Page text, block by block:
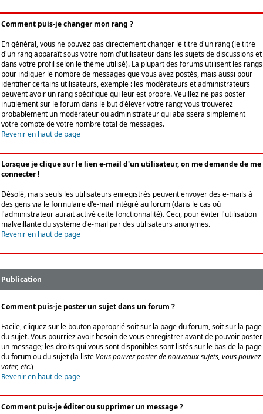
Comment puis-je changer mon rang ?
En général, vous ne pouvez pas directement changer le titre d'un rang (le titre
d'un rang apparaît sous votre nom d'utilisateur dans les sujets de discussions et
dans votre profil selon le thème utilisé). La plupart des forums utilisent les rangs
pour indiquer le nombre de messages que vous avez postés, mais aussi pour
identifier certains utilisateurs, exemple : les modérateurs et administrateurs
peuvent avoir un rang spécifique qui leur est propre. Veuillez ne pas poster
inutilement sur le forum dans le but d'élever votre rang; vous trouverez
probablement un modérateur ou administrateur qui abaissera simplement
votre compte de votre nombre total de messages.
Revenir en haut de page
Lorsque je clique sur le lien e-mail d'un utilisateur, on me demande de me
connecter !
Désolé, mais seuls les utilisateurs enregistrés peuvent envoyer des e-mails à
des gens via le formulaire d'e-mail intégré au forum (dans le cas où
l'administrateur aurait activé cette fonctionnalité). Ceci, pour éviter l'utilisation
malveillante du système d'e-mail par des utilisateurs anonymes.
Revenir en haut de page
Publication
Comment puis-je poster un sujet dans un forum ?
Facile, cliquez sur le bouton approprié soit sur la page du forum, soit sur la page
du sujet. Vous pourriez avoir besoin de vous enregistrer avant de pouvoir poster
un message; les droits qui vous sont disponibles sont listés sur le bas de la page
du forum ou du sujet (la liste Vous pouvez poster de nouveaux sujets, vous pouvez
voter, etc.)
Revenir en haut de page
Comment puis-je éditer ou supprimer un message ?